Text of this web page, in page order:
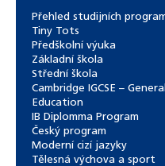
Přehled studijních
Tiny Tots
Předškolní výuka
Základní škola
Střední škola
Cambridge IGCSE –
Education
IB Diplomma Program
Český program
Moderní cizí jazyky
Tělesná výchova a sport